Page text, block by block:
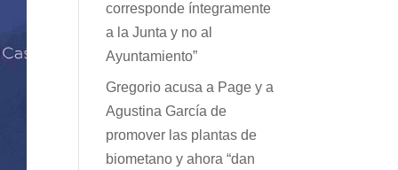
corresponde íntegramente
a la Junta y no al
Ayuntamiento”
Gregorio acusa a Page y a
Agustina García de
promover las plantas de
biometano y ahora “dan